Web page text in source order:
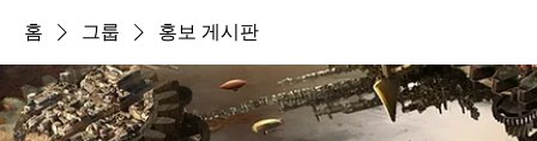
홈 그룹 홍보 게시판